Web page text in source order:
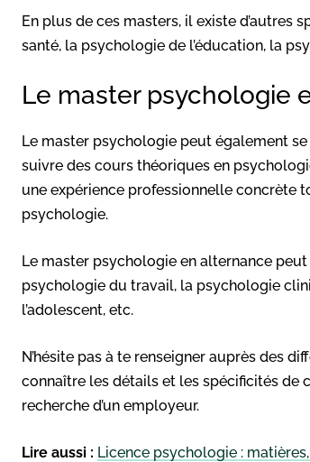
En plus de ces masters, il existe
santé, la psychologie de l’éducation, la
Le master psychologie
Le master psychologie peut également
suivre des cours théoriques en
une expérience professionnelle concrète
psychologie.
Le master psychologie en alternance
psychologie du travail, la psychologie
l’adolescent, etc.
N’hésite pas à te renseigner auprès des
connaître les détails et les spécificités de
recherche d’un employeur.
Lire aussi : Licence psychologie :